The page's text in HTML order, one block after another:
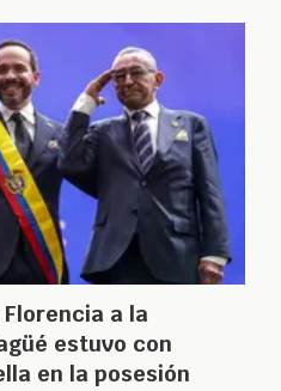
a la
estuvo con
en la posesión